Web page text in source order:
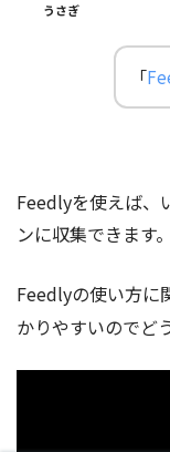
うさぎ
「
Feedlyを使えば、
ンに収集できます。
Feedlyの使い方に
かりやすいのでど